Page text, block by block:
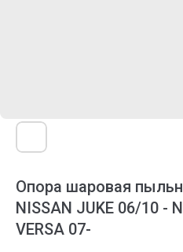
Опора шаровая
NISSAN JUKE 06/10 -
VERSA 07-